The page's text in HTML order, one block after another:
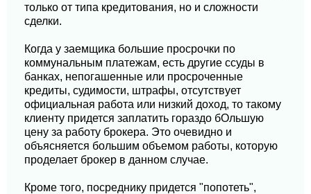
только от типа кредитования, но и сложности
сделки.
Когда у заемщика большие просрочки по
коммунальным платежам, есть другие ссуды в
банках, непогашенные или просроченные
кредиты, судимости, штрафы, отсутствует
официальная работа или низкий доход, то такому
клиенту придется заплатить гораздо бОльшую
цену за работу брокера. Это очевидно и
объясняется большим объемом работы, которую
проделает брокер в данном случае.
Кроме того, посреднику придется "попотеть",